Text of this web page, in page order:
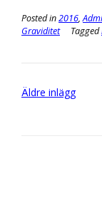
Posted in2016,
Graviditet
Tagged
Äldre inlägg